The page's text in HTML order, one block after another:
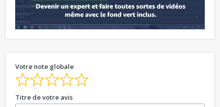
Votre note globale
Titre de votre avis